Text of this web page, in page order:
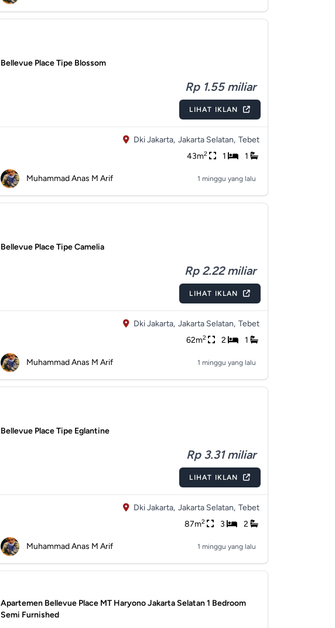
Bellevue Place Tipe Blossom
Rp 1.55 miliar
LIHAT IKLAN
Dki Jakarta, Jakarta Selatan, Tebet
43m2 1 1
Muhammad Anas M Arif 1 minggu yang lalu
Bellevue Place Tipe Camelia
Rp 2.22 miliar
LIHAT IKLAN
Dki Jakarta, Jakarta Selatan, Tebet
62m2 2 1
Muhammad Anas M Arif 1 minggu yang lalu
Bellevue Place Tipe Eglantine
Rp 3.31 miliar
LIHAT IKLAN
Dki Jakarta, Jakarta Selatan, Tebet
87m2 3 2
Muhammad Anas M Arif 1 minggu yang lalu
Apartemen Bellevue Place MT Haryono Jakarta Selatan 1 Bedroom
Semi Furnished